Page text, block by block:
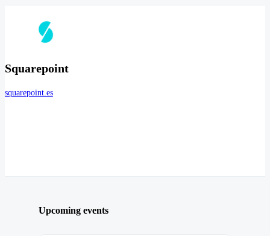
Squarepoint
squarepoint.es
Upcoming events